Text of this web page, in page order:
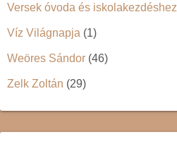
Versek óvoda és iskolakezdéshez
Víz Világnapja (1)
Weöres Sándor (46)
Zelk Zoltán (29)